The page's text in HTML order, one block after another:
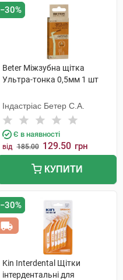
−30%
Beter Міжзубна щітка
Ультра-тонка 0,5мм 1 шт
Індастріас Бетер С.А.
Є в наявності
від 185.00 129.50 грн
КУПИТИ
−30%
Kin Interdental Щітки
інтердентальні для